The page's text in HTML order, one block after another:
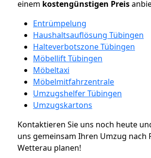
einem kostengünstigen Preis
Entrümpelung
Haushaltsauflösung Tübingen
Halteverbotszone Tübingen
Möbellift Tübingen
Möbeltaxi
Möbelmitfahrzentrale
Umzugshelfer Tübingen
Umzugskartons
Kontaktieren Sie uns noch heute
uns gemeinsam Ihren Umzug nach
Wetterau planen!